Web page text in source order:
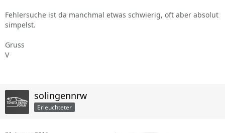
Fehlersuche ist da manchmal etwas schwierig, oft aber absolut
simpelst.
Gruss
V
solingennrw
Erleuchteter